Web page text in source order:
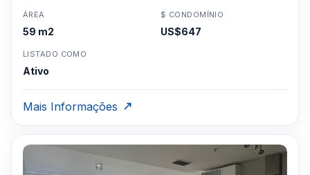
ÁREA
59 m2
$ CONDOMÍNIO
US$647
LISTADO COMO
Ativo
Mais Informações